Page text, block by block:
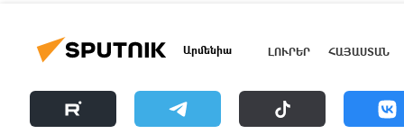
Արմենիա ԼՈՒՐԵՐ ՀԱՅԱՍՏԱՆ